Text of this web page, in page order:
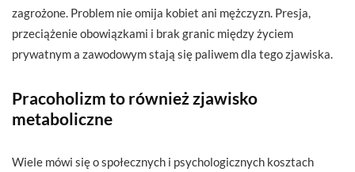
zagrożone. Problem nie omija kobiet ani mężczyzn. Presja,
przeciążenie obowiązkami i brak granic między życiem
prywatnym a zawodowym stają się paliwem dla tego zjawiska.
Pracoholizm to również zjawisko
metaboliczne
Wiele mówi się o społecznych i psychologicznych kosztach